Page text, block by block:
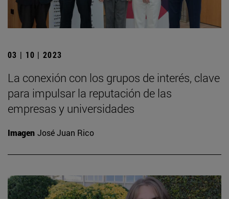
03 | 10 | 2023
La conexión con los grupos de interés, clave
para impulsar la reputación de las
empresas y universidades
Imagen José Juan Rico